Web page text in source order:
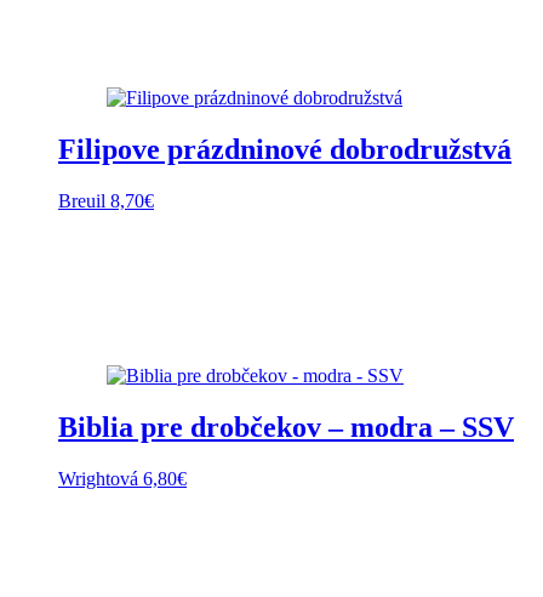
Filipove prázdninové dobrodružstvá
Breuil 8,70€
Biblia pre drobčekov – modra – SSV
Wrightová 6,80€